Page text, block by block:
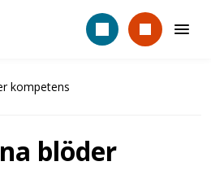
kompetens
blöder